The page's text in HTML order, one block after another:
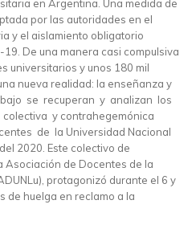
en Argentina. Una medida de
por las autoridades en el
y el aislamiento obligatorio
De una manera casi compulsiva
universitarios y unos 180 mil
nueva realidad: la enseñanza y
se recuperan y analizan los
y contrahegemónica
de la Universidad Nacional
2020. Este colectivo de
Asociación de Docentes de la
protagonizó durante el 6 y
de huelga en reclamo a la